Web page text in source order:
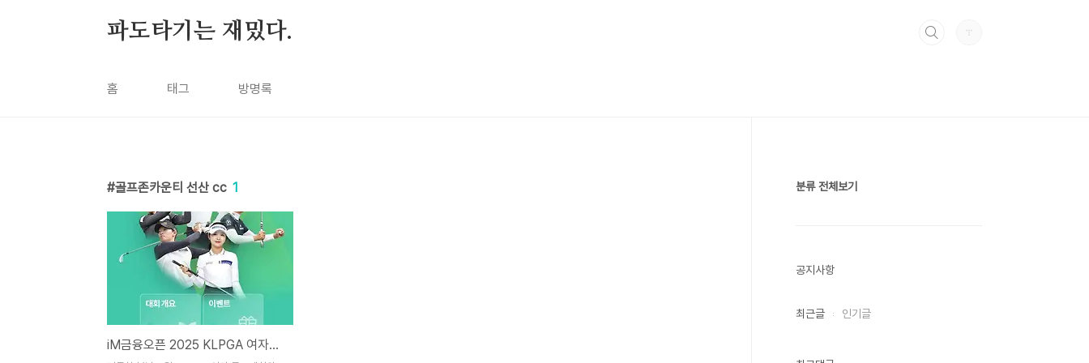
파도타기는 재밌다.
홈 태그 방명록
골프존카운티 선산 cc 1
iM금융오픈 2025 KLPGA 여자골프대회 티켓 예매, 우승 상금, 골프존카운티 선산 cc 주차장 셔틀
분류 전체보기
공지사항
최근글 인기글